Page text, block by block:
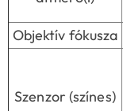
Objektív fókusza
Szenzor (színes)